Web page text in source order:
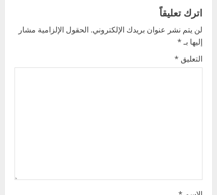
v
i
g
اترك تعليقاً
لن يتم نشر عنوان بريدك الإلكتروني. الحقول الإلزامية مشار
إليها بـ*
التعليق *